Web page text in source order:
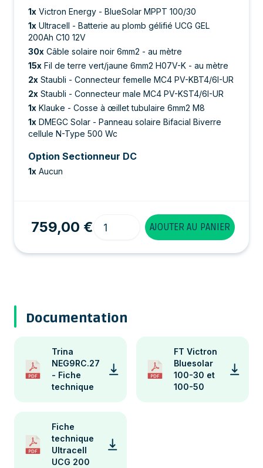
1x Victron Energy - BlueSolar MPPT 100/30
1x Ultracell - Batterie au plomb gélifié UCG GEL
200Ah C10 12V
30x Câble solaire noir 6mm2 - au mètre
15x Fil de terre vert/jaune 6mm2 H07V-K - au mètre
2x Staubli - Connecteur femelle MC4 PV-KBT4/6I-UR
2x Staubli - Connecteur male MC4 PV-KST4/6I-UR
1x Klauke - Cosse à œillet tubulaire 6mm2 M8
1x DMEGC Solar - Panneau solaire Bifacial Biverre
cellule N-Type 500 Wc
Option Sectionneur DC
1x Aucun
759,00 € Quantité
AJOUTER AU PANIER
Documentation
Trina
NEG9RC.27
- Fiche
technique
FT Victron
Bluesolar
100-30 et
100-50
Fiche
technique
Ultracell
UCG 200